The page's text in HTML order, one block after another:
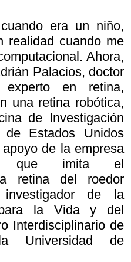
era un niño,
realidad cuando me
Ahora,
Palacios, doctor
en retina,
una retina robótica,
de Investigación
Estados Unidos
de la empresa
que imita el
retina del roedor
de la
para la Vida y del
Interdisciplinario de
Universidad de